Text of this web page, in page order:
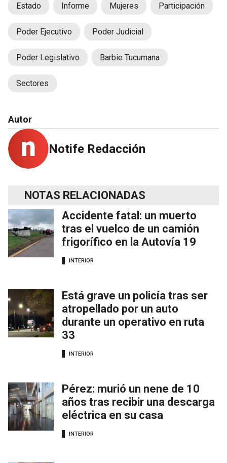
Estado Informe Mujeres Participación
Poder Ejecutivo Poder Judicial
Poder Legislativo Barbie Tucumana
Sectores
Autor
Notife Redacción
NOTAS RELACIONADAS
Accidente fatal: un muerto
tras el vuelco de un camión
frigorífico en la Autovía 19
INTERIOR
Está grave un policía tras ser
atropellado por un auto
durante un operativo en ruta
33
INTERIOR
Pérez: murió un nene de 10
años tras recibir una descarga
eléctrica en su casa
INTERIOR